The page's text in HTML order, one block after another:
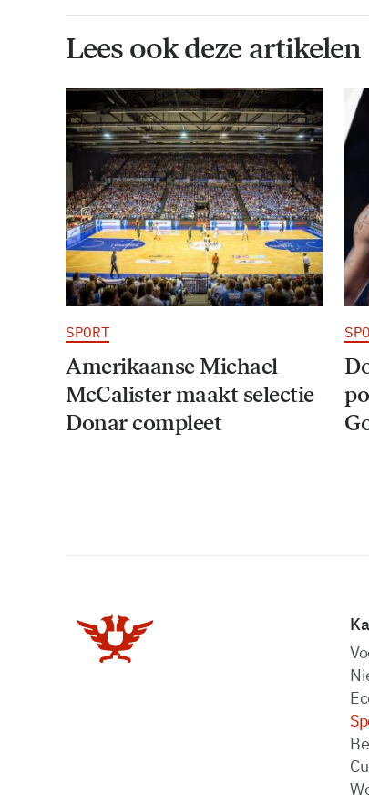
Lees ook deze artikelen
SPORT
Amerikaanse Michael
McCalister maakt selectie
Donar compleet